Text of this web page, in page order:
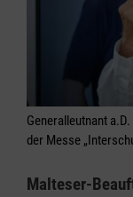
Generalleutnant
der Messe
Malteser-